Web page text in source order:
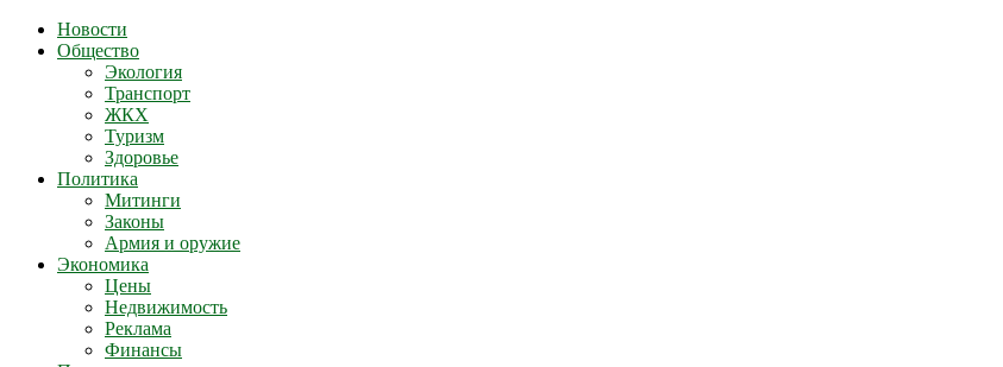
Новости
Общество
Экология
Транспорт
ЖКХ
Туризм
Здоровье
Политика
Митинги
Законы
Армия и оружие
Экономика
Цены
Недвижимость
Реклама
Финансы